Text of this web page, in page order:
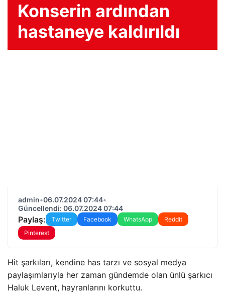
Konserin ardından
hastaneye kaldırıldı
admin•06.07.2024 07:44•
Güncellendi: 06.07.2024 07:44
Paylaş: Twitter Facebook WhatsApp
Reddit
Pinterest
Hit şarkıları, kendine has tarzı ve sosyal medya
paylaşımlarıyla her zaman gündemde olan ünlü şarkıcı
Haluk Levent, hayranlarını korkuttu.